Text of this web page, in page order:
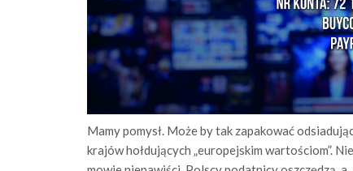
Mamy pomysł. Może by tak zapakować
krajów hołdujących „europejskim wartościom”.